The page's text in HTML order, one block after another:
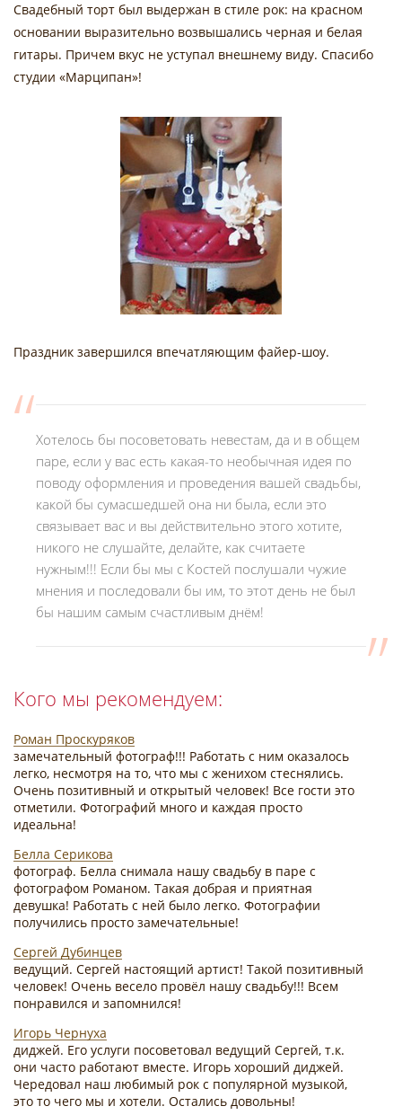
Свадебный торт был выдержан в стиле рок: на красном
основании выразительно возвышались черная и белая
гитары. Причем вкус не уступал внешнему виду. Спасибо
студии «Марципан»!
Праздник завершился впечатляющим файер-шоу.
Хотелось бы посоветовать невестам, да и в общем
паре, если у вас есть какая-то необычная идея по
поводу оформления и проведения вашей свадьбы,
какой бы сумасшедшей она ни была, если это
связывает вас и вы действительно этого хотите,
никого не слушайте, делайте, как считаете
нужным!!! Если бы мы с Костей послушали чужие
мнения и последовали бы им, то этот день не был
бы нашим самым счастливым днём!
Кого мы рекомендуем:
Роман Проскуряков
замечательный фотограф!!! Работать с ним оказалось
легко, несмотря на то, что мы с женихом стеснялись.
Очень позитивный и открытый человек! Все гости это
отметили. Фотографий много и каждая просто
идеальна!
Белла Серикова
фотограф. Белла снимала нашу свадьбу в паре с
фотографом Романом. Такая добрая и приятная
девушка! Работать с ней было легко. Фотографии
получились просто замечательные!
Сергей Дубинцев
ведущий. Сергей настоящий артист! Такой позитивный
человек! Очень весело провёл нашу свадьбу!!! Всем
понравился и запомнился!
Игорь Чернуха
диджей. Его услуги посоветовал ведущий Сергей, т.к.
они часто работают вместе. Игорь хороший диджей.
Чередовал наш любимый рок с популярной музыкой,
это то чего мы и хотели. Остались довольны!